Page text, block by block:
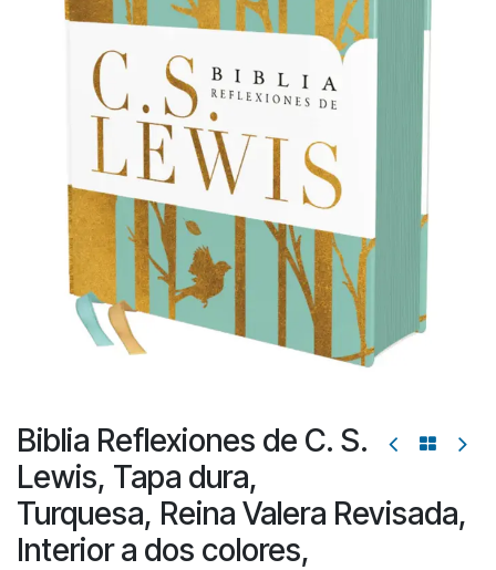
Biblia Reflexiones de C. S.
Lewis, Tapa dura,
Turquesa, Reina Valera Revisada,
Interior a dos colores,